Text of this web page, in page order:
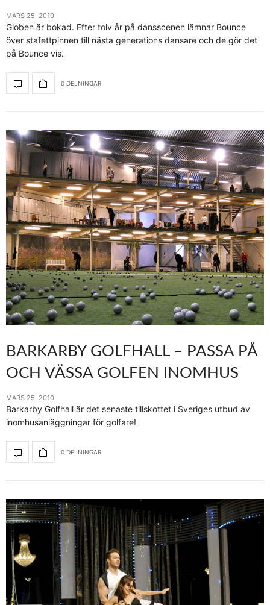
MARS 25, 2010
Globen är bokad. Efter tolv år på dansscenen lämnar Bounce
över stafettpinnen till nästa generations dansare och de gör det
på Bounce vis.
0 DELNINGAR
BARKARBY GOLFHALL – PASSA PÅ
OCH VÄSSA GOLFEN INOMHUS
MARS 25, 2010
Barkarby Golfhall är det senaste tillskottet i Sveriges utbud av
inomhusanläggningar för golfare!
0 DELNINGAR